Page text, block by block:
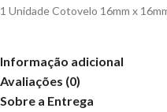
1 Unidade Cotovelo 16mm x
Informação adicional
Avaliações (0)
Sobre a Entrega